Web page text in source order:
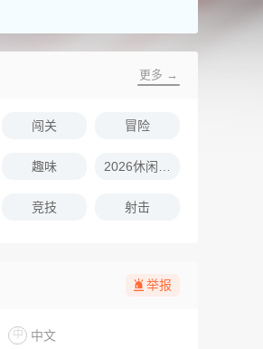
更多 →
闯关 冒险
趣味
竞技 射击
举报
中 中文